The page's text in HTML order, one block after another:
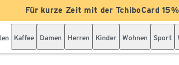
Für kurze Zeit mit der TchiboCard
Kaffee Damen Herren Kinder Wohnen Sport